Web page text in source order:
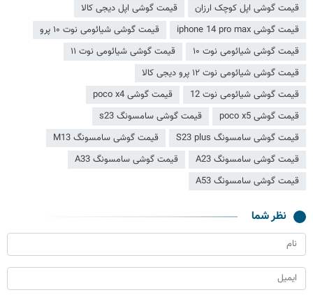
قیمت گوشی اپل کوچک ارزان
قیمت گوشی اپل دیجی کالا
قیمت گوشی iphone 14 pro max
قیمت گوشی شیائومی نوت ۱۰ پرو
قیمت گوشی شیائومی نوت ۱۰
قیمت گوشی شیائومی نوت ۱۱
قیمت گوشی شیائومی نوت ۱۲ پرو دیجی کالا
قیمت گوشی شیائومی نوت 12
قیمت گوشی poco x4
قیمت گوشی poco x5
قیمت گوشی سامسونگ s23
قیمت گوشی سامسونگ S23 plus
قیمت گوشی سامسونگ M13
قیمت گوشی سامسونگ A23
قیمت گوشی سامسونگ A33
قیمت گوشی سامسونگ A53
نظر شما